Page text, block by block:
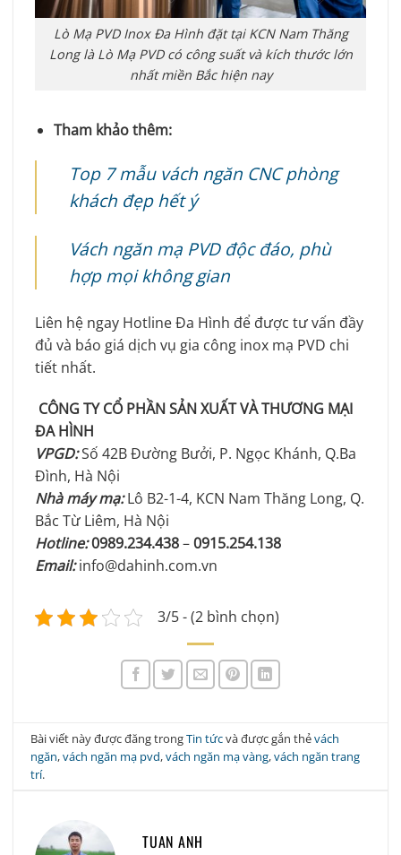
Lò Mạ PVD Inox Đa Hình đặt tại KCN Nam Thăng
Long là Lò Mạ PVD có công suất và kích thước lớn
nhất miền Bắc hiện nay
Tham khảo thêm:
Top 7 mẫu vách ngăn CNC phòng
khách đẹp hết ý
Vách ngăn mạ PVD độc đáo, phù
hợp mọi không gian
Liên hệ ngay Hotline Đa Hình để được tư vấn đầy
đủ và báo giá dịch vụ gia công inox mạ PVD chi
tiết nhất.
CÔNG TY CỔ PHẦN SẢN XUẤT VÀ THƯƠNG MẠI
ĐA HÌNH
VPGD:Số 42B Đường Bưởi, P. Ngọc Khánh, Q.Ba
Đình, Hà Nội
Nhà máy mạ:Lô B2-1-4, KCN Nam Thăng Long, Q.
Bắc Từ Liêm, Hà Nội
Hotline:0989.234.438–0915.254.138
Email:info@dahinh.com.vn
3/5 - (2 bình chọn)
Bài viết này được đăng trongTin tứcvà được gắn thẻvách
ngăn,vách ngăn mạ pvd,vách ngăn mạ vàng,vách ngăn trang
trí.
TUAN ANH